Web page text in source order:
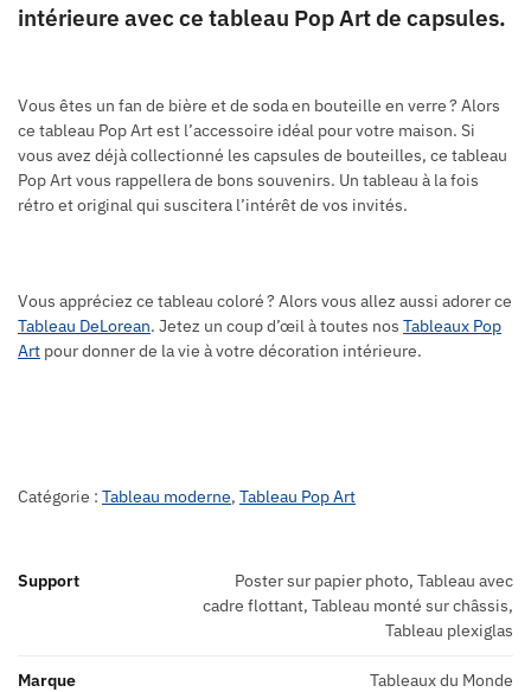
intérieure avec ce tableau Pop Art de capsules.
Vous êtes un fan de bière et de soda en bouteille en verre ? Alors
ce tableau Pop Art est l’accessoire idéal pour votre maison. Si
vous avez déjà collectionné les capsules de bouteilles, ce tableau
Pop Art vous rappellera de bons souvenirs. Un tableau à la fois
rétro et original qui suscitera l’intérêt de vos invités.
Vous appréciez ce tableau coloré ? Alors vous allez aussi adorer ce
Tableau DeLorean. Jetez un coup d’œil à toutes nos Tableaux Pop
Art pour donner de la vie à votre décoration intérieure.
Catégorie : Tableau moderne, Tableau Pop Art
Support
Poster sur papier photo, Tableau avec
cadre flottant, Tableau monté sur châssis,
Tableau plexiglas
Marque Tableaux du Monde